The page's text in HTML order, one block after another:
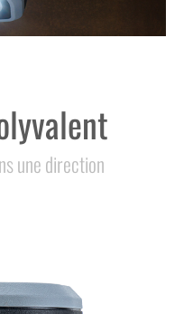
une direction